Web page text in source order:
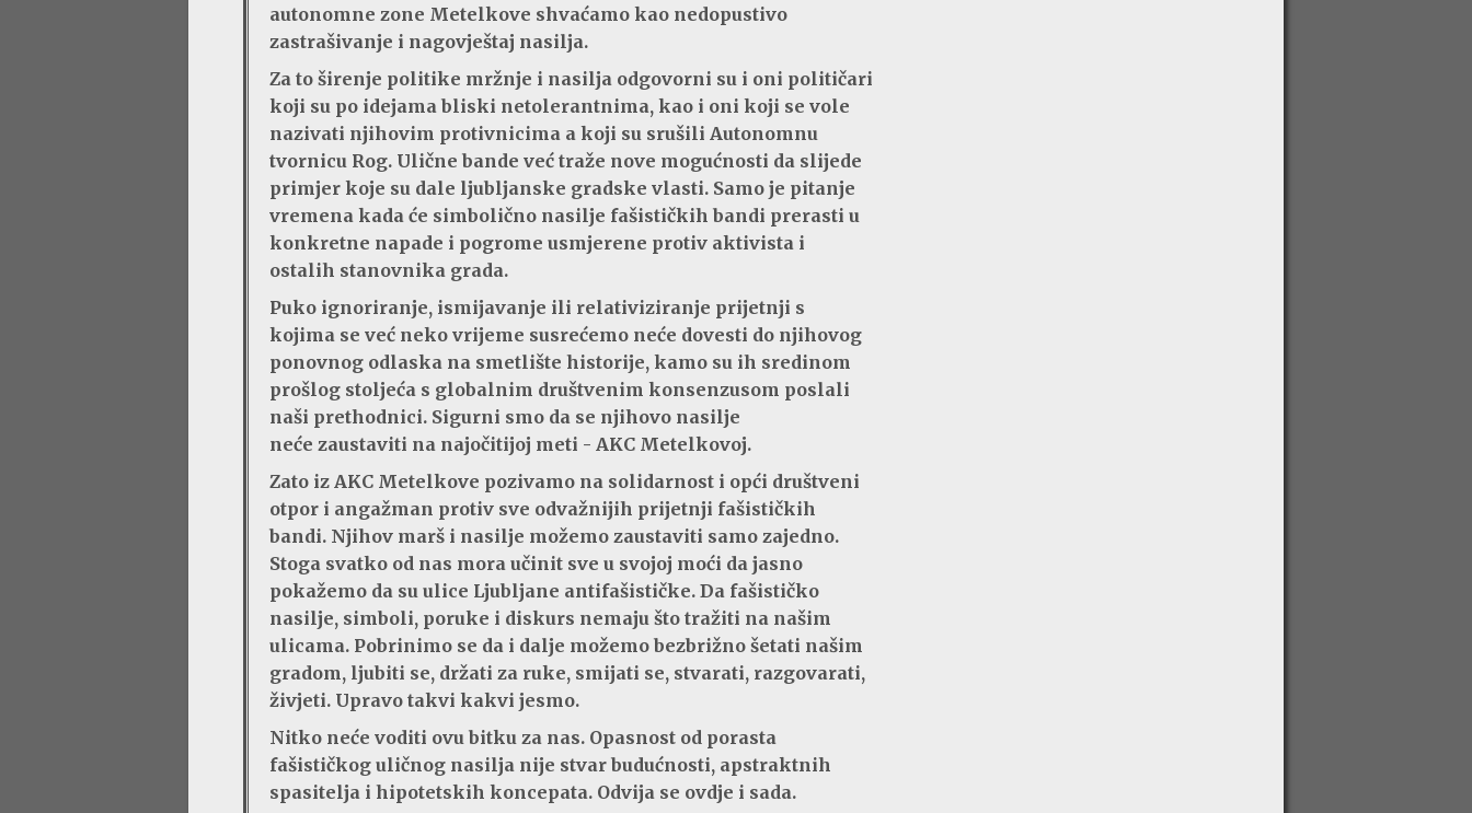
autonomne zone Metelkove shvaćamo kao nedopustivo
zastrašivanje i nagovještaj nasilja.
Za to širenje politike mržnje i nasilja odgovorni su i oni političari
koji su po idejama bliski netolerantnima, kao i oni koji se vole
nazivati ​​njihovim protivnicima a koji su srušili Autonomnu
tvornicu Rog. Ulične bande već traže nove mogućnosti da slijede
primjer koje su dale ljubljanske gradske vlasti. Samo je pitanje
vremena kada će simbolično nasilje fašističkih bandi prerasti u
konkretne napade i pogrome usmjerene protiv aktivista i
ostalih stanovnika grada.
Puko ignoriranje, ismijavanje ili relativiziranje prijetnji s
kojima se već neko vrijeme susrećemo neće dovesti do njihovog
ponovnog odlaska na smetlište historije, kamo su ih sredinom
prošlog stoljeća s globalnim društvenim konsenzusom poslali
naši prethodnici. Sigurni smo da se njihovo nasilje
neće zaustaviti na najočitijoj meti - AKC Metelkovoj.
Zato iz AKC Metelkove pozivamo na solidarnost i opći društveni
otpor i angažman protiv sve odvažnijih prijetnji fašističkih
bandi. Njihov marš i nasilje možemo zaustaviti samo zajedno.
Stoga svatko od nas mora učinit sve u svojoj moći da jasno
pokažemo da su ulice Ljubljane antifašističke. Da fašističko
nasilje, simboli, poruke i diskurs nemaju što tražiti na našim
ulicama. Pobrinimo se da i dalje možemo bezbrižno šetati našim
gradom, ljubiti se, držati za ruke, smijati se, stvarati, razgovarati,
živjeti. Upravo takvi kakvi jesmo.
Nitko neće voditi ovu bitku za nas. Opasnost od porasta
fašističkog uličnog nasilja nije stvar budućnosti, apstraktnih
spasitelja i hipotetskih koncepata. Odvija se ovdje i sada.